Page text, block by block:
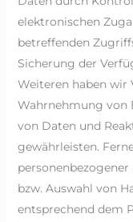
elektronischen
betreffenden
Sicherung der
Weiteren haben wir
Wahrnehmung von
von Daten und
gewährleisten.
bzw. Auswahl von
entsprechend dem